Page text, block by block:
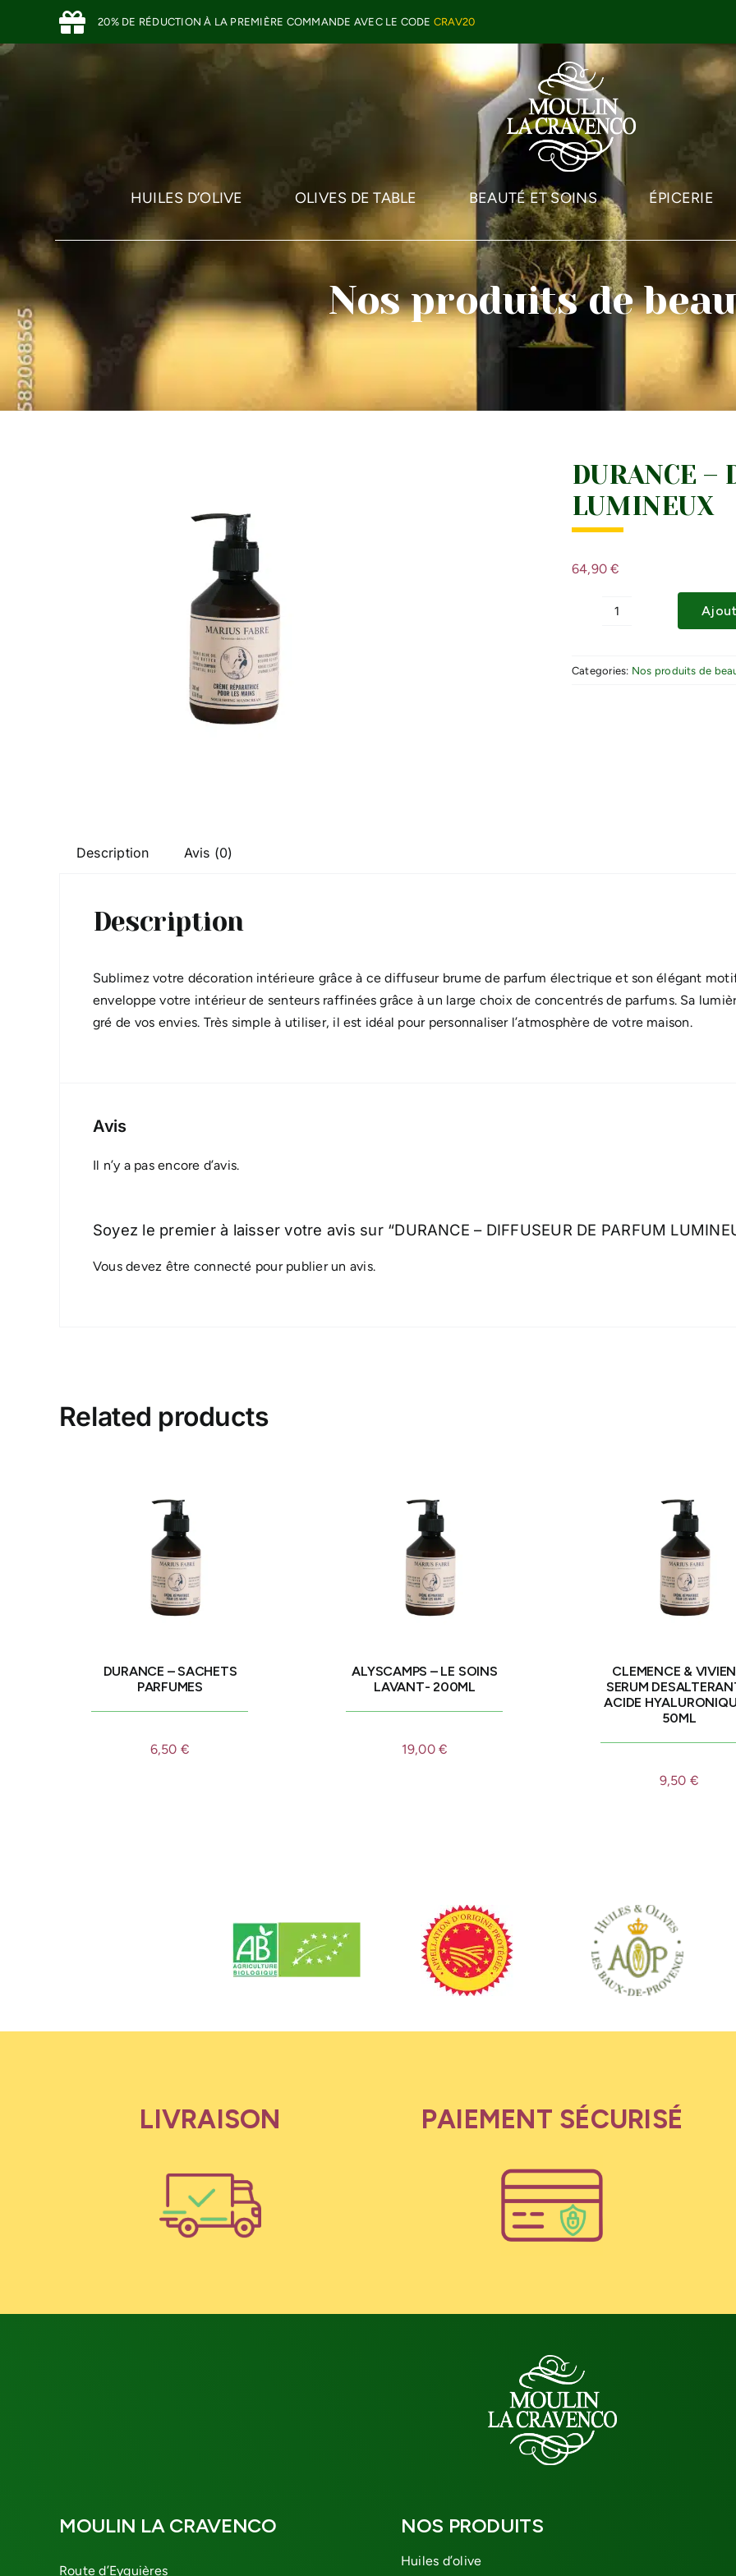
content
20% DE RÉDUCTION À LA PREMIÈRE COMMANDE AVEC LE CODE CRAV20
HUILES D’OLIVE OLIVES DE TABLE BEAUTÉ ET SOINS ÉPICERIE
Nos produits de
DURANCE –
LUMINEUX
64,90€
DURANCE
Categories: Nos produits de
Description Avis (0)
Description
Sublimez votre décoration intérieure grâce à ce diffuseur brume de parfum électrique et son élégant
enveloppe votre intérieur de senteurs raffinées grâce à un large choix de concentrés de parfums. Sa
gré de vos envies. Très simple à utiliser, il est idéal pour personnaliser l’atmosphère de votre maison.
Avis
Il n’y a pas encore d’avis.
Soyez le premier à laisser votre avis sur “DURANCE – DIFFUSEUR DE PARFUM
Vous devez être connecté pour publier un avis.
Related products
DURANCE – SACHETS
PARFUMES
6,50 €
ALYSCAMPS – LE SOINS
LAVANT- 200ML
19,00€
CLEMENCE &
SERUM
ACIDE
50ML
9,50 €
LIVRAISON PAIEMENT SÉCURISÉ
MOULIN LA CRAVENCO
Route d’Eyguières
NOS PRODUITS
Huiles d’olive